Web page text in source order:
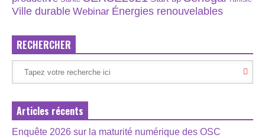
Ville durable Webinar Énergies renouvelables
RECHERCHER
Articles récents
Enquête 2026 sur la maturité numérique des OSC